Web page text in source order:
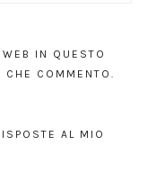
IN QUESTO
CHE COMMENTO.
AL MIO